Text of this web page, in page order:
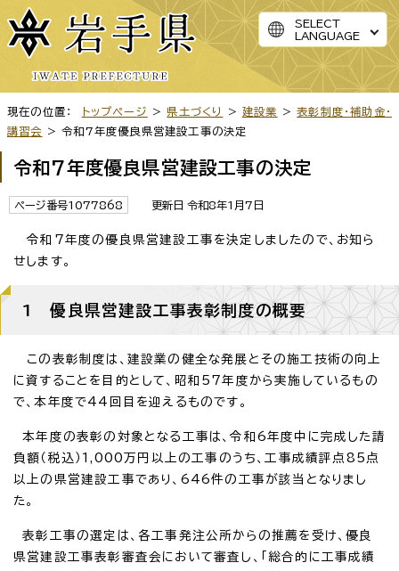
SELECT
LANGUAGE
現在の位置： トップページ > 県土づくり >建設業 >表彰制度・補助金・
講習会
> 令和7年度優良県営建設工事の決定
令和7年度優良県営建設工事の決定
ページ番号1077868 更新日 令和8年1月7日
令和7年度の優良県営建設工事を決定しましたので、お知ら
せします。
1 優良県営建設工事表彰制度の概要
この表彰制度は、建設業の健全な発展とその施工技術の向上
に資することを目的として、昭和57年度から実施しているもの
で、本年度で44回目を迎えるものです。
本年度の表彰の対象となる工事は、令和6年度中に完成した請
負額（税込）1,000万円以上の工事のうち、工事成績評点85点
以上の県営建設工事であり、646件の工事が該当となりまし
た。
表彰工事の選定は、各工事発注公所からの推薦を受け、優良
県営建設工事表彰審査会において審査し、「総合的に工事成績